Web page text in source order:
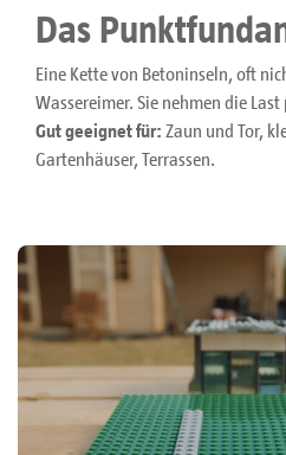
Das
Eine Kette von Betoninseln, oft
Wassereimer. Sie nehmen die
Gut geeignet für: Zaun und Tor,
Gartenhäuser, Terrassen.